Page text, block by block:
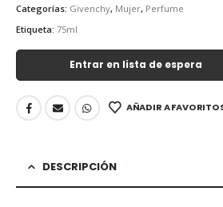
Categorías: Givenchy, Mujer, Perfume
Etiqueta: 75ml
Entrar en lista de espera
AÑADIR A
DESCRIPCIÓN